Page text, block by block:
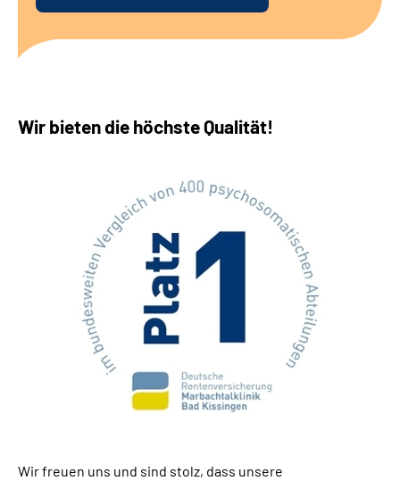
Wir bieten die höchste Qualität!
Wir freuen uns und sind stolz, dass unsere